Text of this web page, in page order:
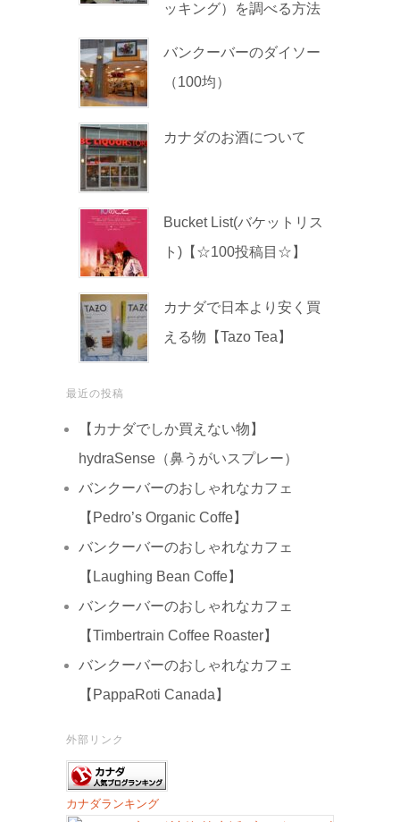
ッキング）を調べる方法
バンクーバーのダイソー
（100均）
カナダのお酒について
Bucket List(バケットリス
ト)【☆100投稿目☆】
カナダで日本より安く買
える物【Tazo Tea】
最近の投稿
【カナダでしか買えない物】
hydraSense（鼻うがいスプレー）
バンクーバーのおしゃれなカフェ
【Pedro’s Organic Coffe】
バンクーバーのおしゃれなカフェ
【Laughing Bean Coffe】
バンクーバーのおしゃれなカフェ
【Timbertrain Coffee Roaster】
バンクーバーのおしゃれなカフェ
【PappaRoti Canada】
外部リンク
カナダランキング